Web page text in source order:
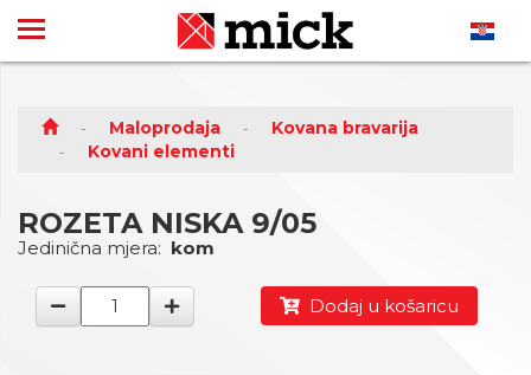
Maloprodaja
Kovana bravarija
Kovani elementi
ROZETA NISKA 9/05
Jedinična mjera: kom
Dodaj u košaricu